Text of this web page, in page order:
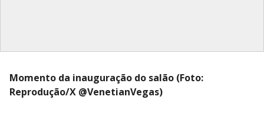
Momento da inauguração do salão (Foto:
Reprodução/X @VenetianVegas)